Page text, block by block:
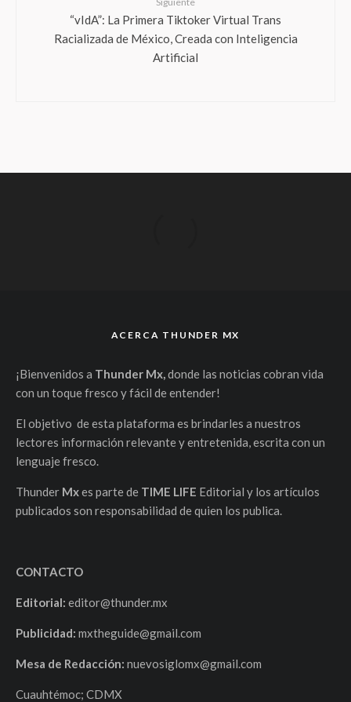
“vIdA”: La Primera Tiktoker Virtual Trans
Racializada de México, Creada con Inteligencia
Artificial
ACERCA THUNDER MX
¡Bienvenidos a Thunder Mx,donde las noticias cobran vida
con un toque fresco y fácil de entender!
El objetivo de esta plataforma es brindarles a nuestros
lectores información relevante y entretenida, escrita con un
lenguaje fresco.
Thunder Mxes parte de TIME LIFE Editorial y los artículos
publicados son responsabilidad de quien los publica.
CONTACTO
Editorial: editor@thunder.mx
Publicidad: mxtheguide@gmail.com
Mesa de Redacción: nuevosiglomx@gmail.com
Cuauhtémoc; CDMX